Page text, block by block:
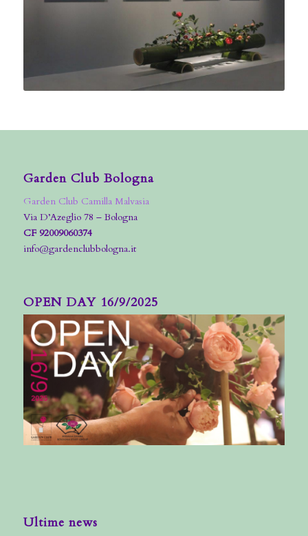
Garden Club Bologna
Garden Club Camilla Malvasia
Via D’Azeglio 78 – Bologna
CF 92009060374
info@gardenclubbologna.it
OPEN DAY 16/9/2025
Ultime news